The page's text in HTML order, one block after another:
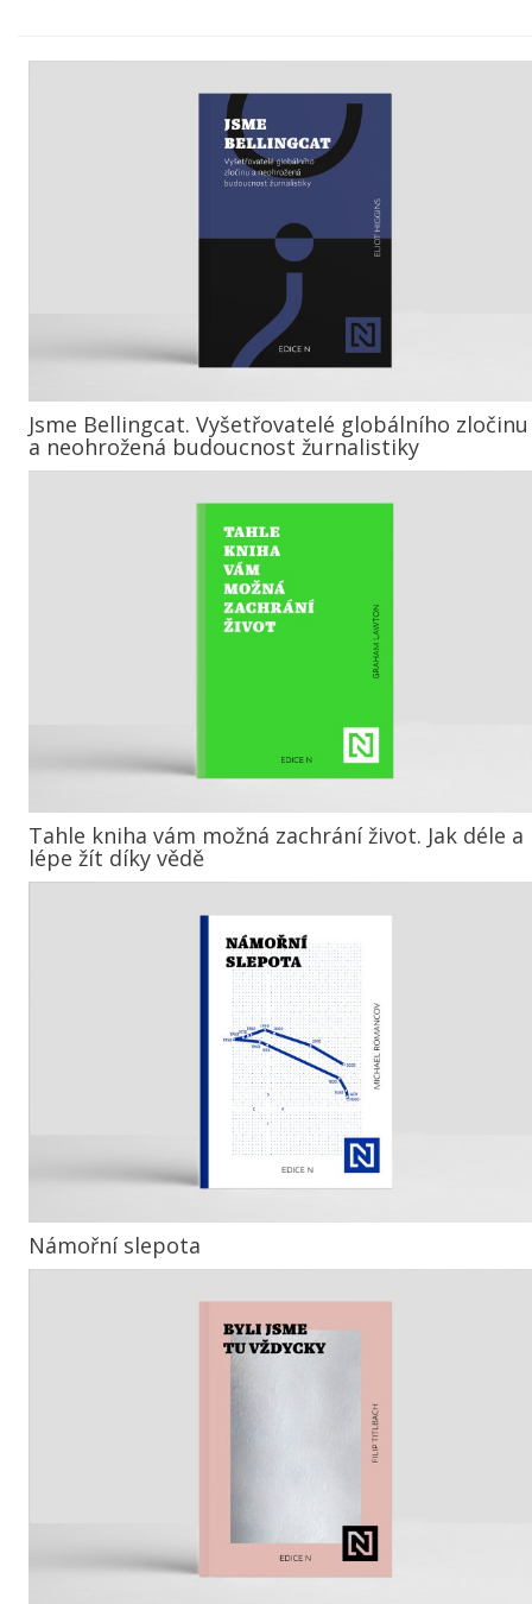
Jsme Bellingcat. Vyšetřovatelé globálního zločinu
a neohrožená budoucnost žurnalistiky
Tahle kniha vám možná zachrání život. Jak déle a
lépe žít díky vědě
Námořní slepota